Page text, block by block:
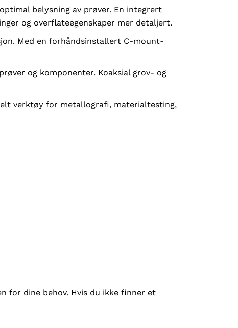
belysning av prøver. En integrert
og overflateegenskaper mer detaljert.
Med en forhåndsinstallert C-mount-
og komponenter. Koaksial grov- og
verktøy for metallografi, materialtesting,
for dine behov. Hvis du ikke finner et